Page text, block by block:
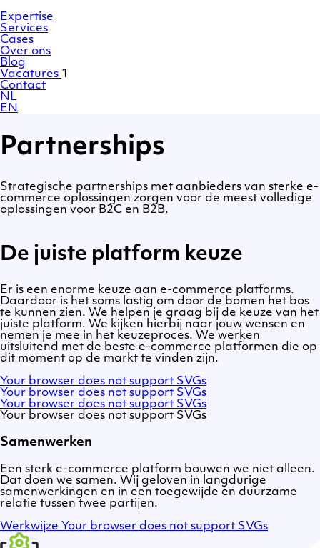
naar
de
inhoud
Expertise
Services
Cases
Over ons
Blog
Vacatures 1
Contact
NL
EN
Partnerships
Strategische partnerships met aanbieders van sterke e-
commerce oplossingen zorgen voor de meest volledige
oplossingen voor B2C en B2B.
De juiste platform keuze
Er is een enorme keuze aan e-commerce platforms.
Daardoor is het soms lastig om door de bomen het bos
te kunnen zien. We helpen je graag bij de keuze van het
juiste platform. We kijken hierbij naar jouw wensen en
nemen je mee in het keuzeproces. We werken
uitsluitend met de beste e-commerce platformen die op
dit moment op de markt te vinden zijn.
Adobe
Commerce
/
Magento
Your browser does not support SVGs
OroCommerce
Your browser does not support SVGs
Marello
Your browser does not support SVGs
Your browser does not support SVGs
Samenwerken
Een sterk e-commerce platform bouwen we niet alleen.
Dat doen we samen. Wij geloven in langdurige
samenwerkingen en in een toegewijde en duurzame
relatie tussen twee partijen.
Werkwijze Your browser does not support SVGs